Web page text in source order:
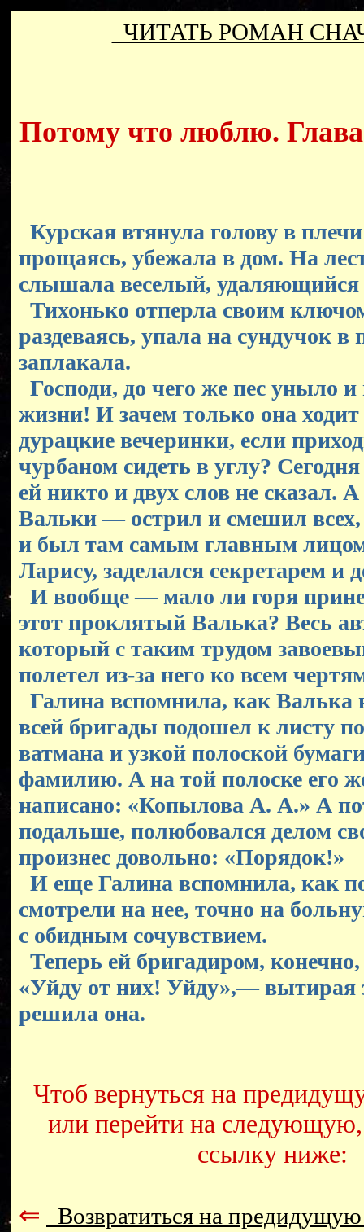
ЧИТАТЬ РОМАН
Потому что люблю.
Курская втянула голову в
прощаясь, убежала в дом. На
слышала веселый,
Тихонько отперла своим
раздеваясь, упала на сундучок в
заплакала.
Господи, до чего же пес уныло
жизни! И зачем только она ходит
дурацкие вечеринки, если
чурбаном сидеть в углу? Сегодня
ей никто и двух слов не сказал. А
Вальки — острил и смешил всех,
и был там самым главным
Ларису, заделался секретарем и
И вообще — мало ли горя
этот проклятый Валька? Весь
который с таким трудом
полетел из-за него ко всем
Галина вспомнила, как Валька
всей бригады подошел к листу
ватмана и узкой полоской
фамилию. А на той полоске его
написано: «Копылова А. А.» А
подальше, полюбовался делом
произнес довольно: «Порядок!»
И еще Галина вспомнила, как
смотрели на нее, точно на
с обидным сочувствием.
Теперь ей бригадиром,
«Уйду от них! Уйду»,— вытирая
решила она.
Чтоб вернуться на
или перейти на
ссылку ниже:
⇐
Возвратиться на